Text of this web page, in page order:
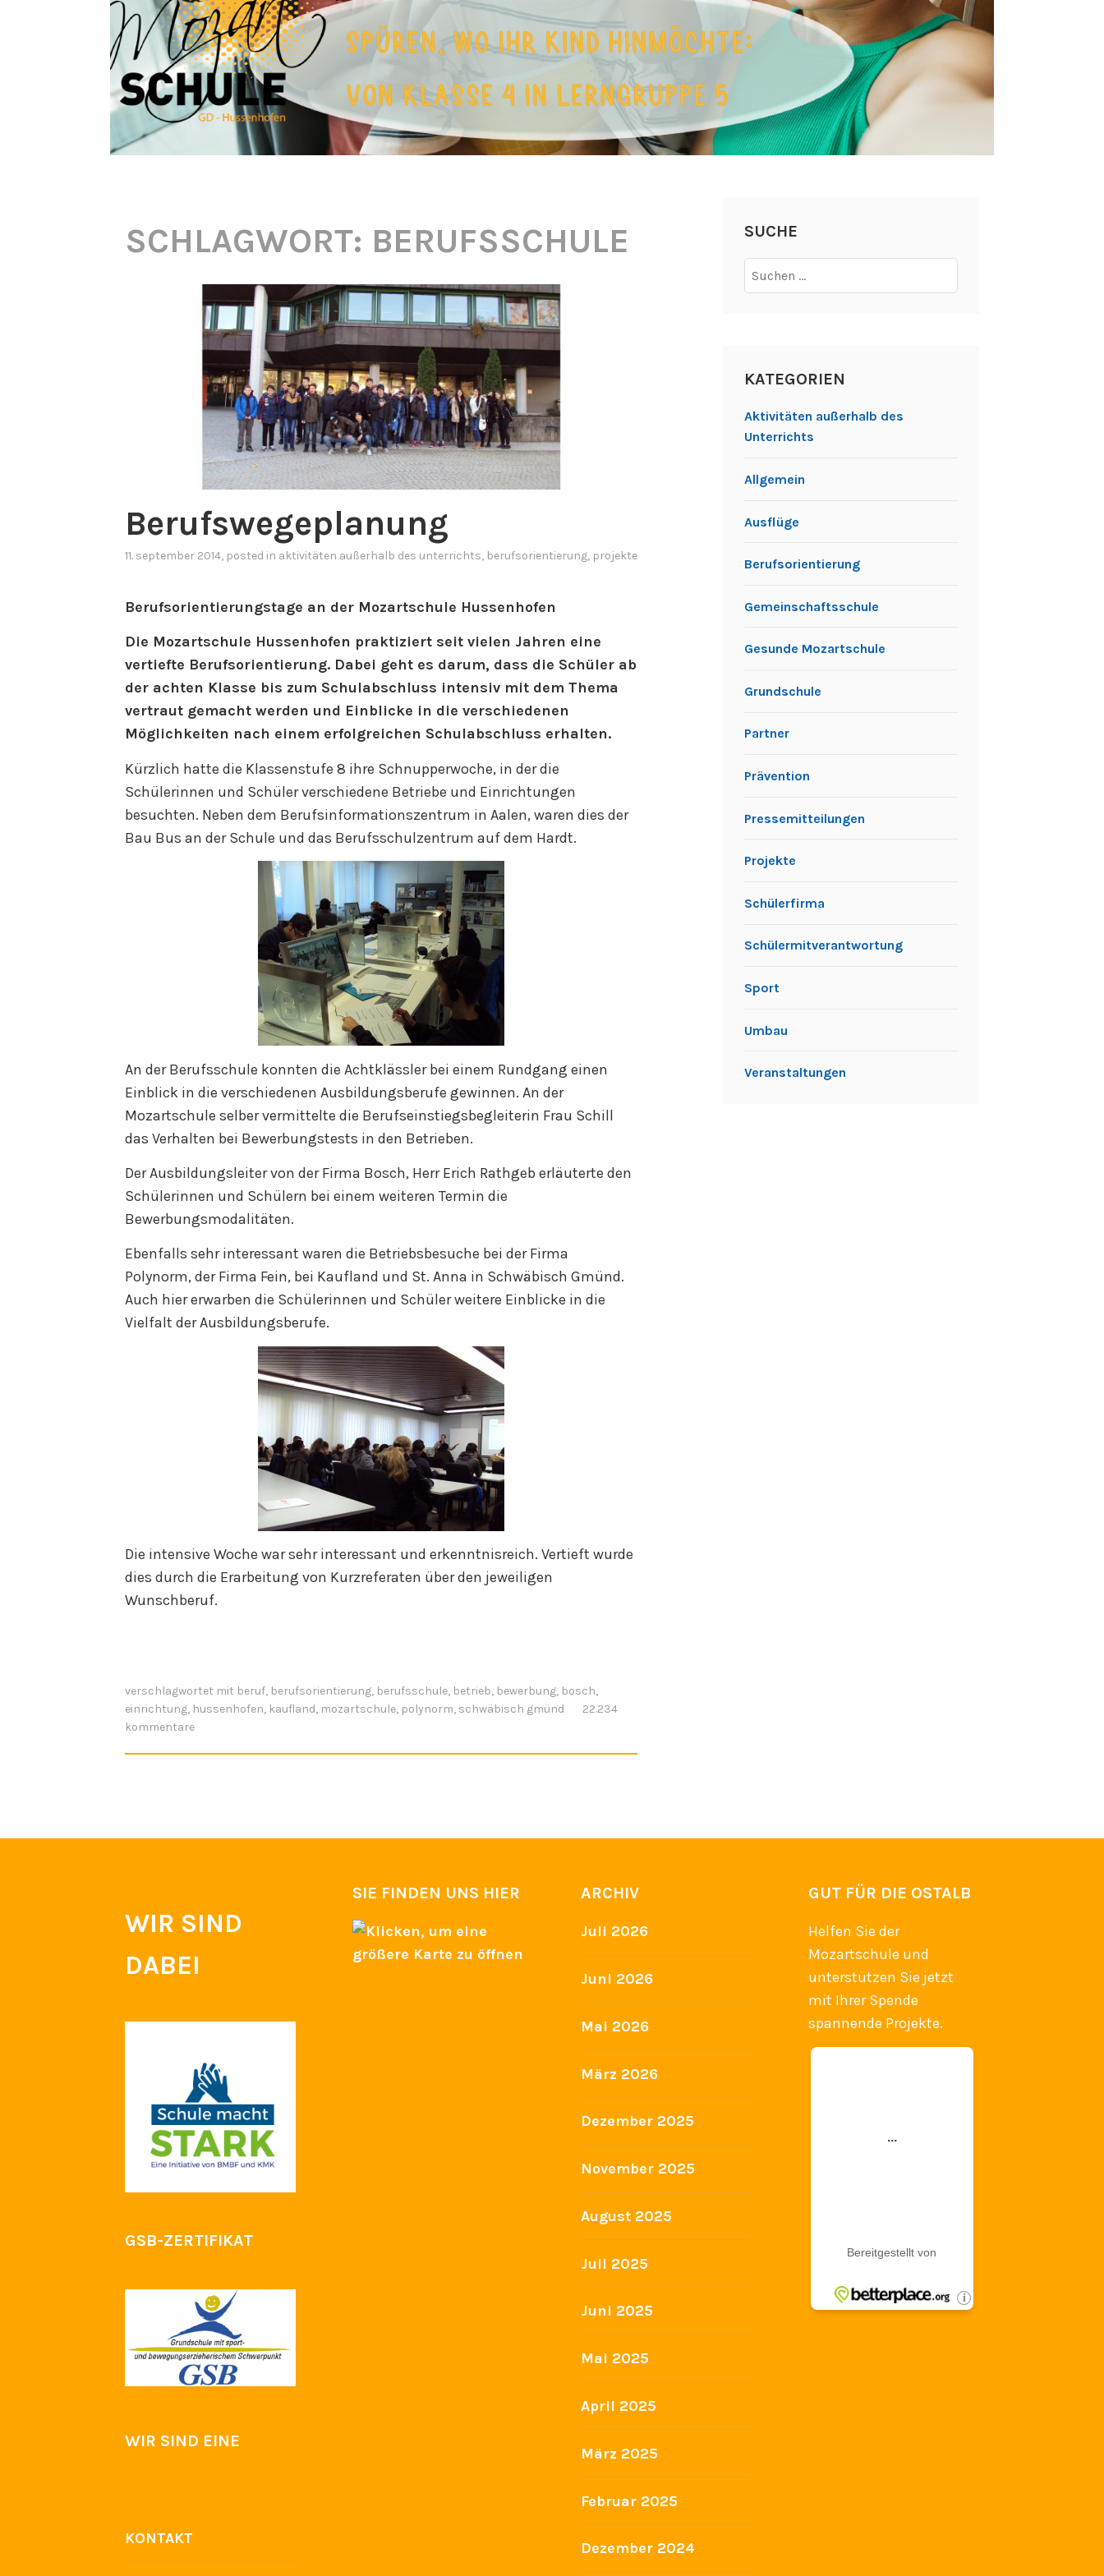
SCHLAGWORT: BERUFSSCHULE
Berufswegeplanung
11. september 2014, posted in aktivitäten außerhalb des unterrichts, berufsorientierung, projekte
Berufsorientierungstage an der Mozartschule Hussenhofen
Die Mozartschule Hussenhofen praktiziert seit vielen Jahren eine
vertiefte Berufsorientierung. Dabei geht es darum, dass die Schüler ab
der achten Klasse bis zum Schulabschluss intensiv mit dem Thema
vertraut gemacht werden und Einblicke in die verschiedenen
Möglichkeiten nach einem erfolgreichen Schulabschluss erhalten.
Kürzlich hatte die Klassenstufe 8 ihre Schnupperwoche, in der die
Schülerinnen und Schüler verschiedene Betriebe und Einrichtungen
besuchten. Neben dem Berufsinformationszentrum in Aalen, waren dies der
Bau Bus an der Schule und das Berufsschulzentrum auf dem Hardt.
An der Berufsschule konnten die Achtklässler bei einem Rundgang einen
Einblick in die verschiedenen Ausbildungsberufe gewinnen. An der
Mozartschule selber vermittelte die Berufseinstiegsbegleiterin Frau Schill
das Verhalten bei Bewerbungstests in den Betrieben.
Der Ausbildungsleiter von der Firma Bosch, Herr Erich Rathgeb erläuterte den
Schülerinnen und Schülern bei einem weiteren Termin die
Bewerbungsmodalitäten.
Ebenfalls sehr interessant waren die Betriebsbesuche bei der Firma
Polynorm, der Firma Fein, bei Kaufland und St. Anna in Schwäbisch Gmünd.
Auch hier erwarben die Schülerinnen und Schüler weitere Einblicke in die
Vielfalt der Ausbildungsberufe.
Die intensive Woche war sehr interessant und erkenntnisreich. Vertieft wurde
dies durch die Erarbeitung von Kurzreferaten über den jeweiligen
Wunschberuf.
verschlagwortet mit beruf, berufsorientierung, berufsschule, betrieb, bewerbung, bosch,
einrichtung, hussenhofen, kaufland, mozartschule, polynorm, schwäbisch gmünd
22.234
kommentare
SUCHE
nach:
KATEGORIEN
Aktivitäten außerhalb des
Unterrichts
Allgemein
Ausflüge
Berufsorientierung
Gemeinschaftsschule
Gesunde Mozartschule
Grundschule
Partner
Prävention
Pressemitteilungen
Projekte
Schülerfirma
Schülermitverantwortung
Sport
Umbau
Veranstaltungen
WIR SIND
DABEI
GSB-ZERTIFIKAT
WIR SIND EINE
KONTAKT
SIE FINDEN UNS HIER ARCHIV
Juli 2026
Juni 2026
Mai 2026
März 2026
Dezember 2025
November 2025
August 2025
Juli 2025
Juni 2025
Mai 2025
April 2025
März 2025
Februar 2025
Dezember 2024
GUT FÜR DIE OSTALB
Helfen Sie der
Mozartschule und
unterstützen Sie jetzt
mit Ihrer Spende
spannende Projekte.